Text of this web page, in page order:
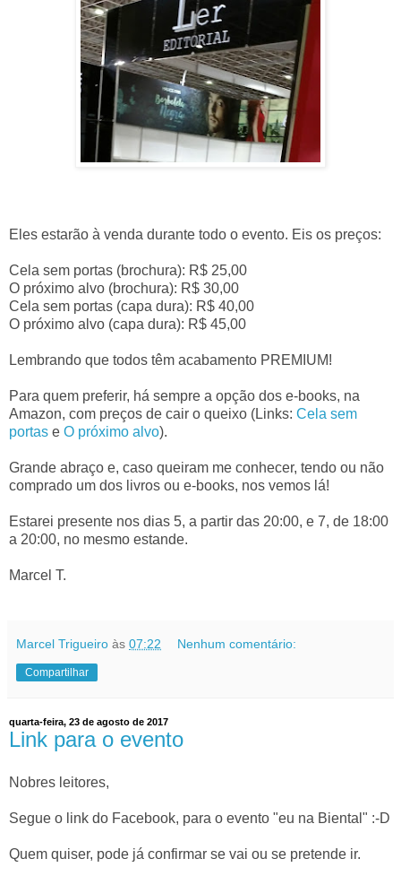
Eles estarão à venda durante todo o evento. Eis os preços:
Cela sem portas (brochura): R$ 25,00
O próximo alvo (brochura): R$ 30,00
Cela sem portas (capa dura): R$ 40,00
O próximo alvo (capa dura): R$ 45,00
Lembrando que todos têm acabamento PREMIUM!
Para quem preferir, há sempre a opção dos e-books, na
Amazon, com preços de cair o queixo (Links: Cela sem
portas e O próximo alvo).
Grande abraço e, caso queiram me conhecer, tendo ou não
comprado um dos livros ou e-books, nos vemos lá!
Estarei presente nos dias 5, a partir das 20:00, e 7, de 18:00
a 20:00, no mesmo estande.
Marcel T.
Marcel Trigueiro às 07:22 Nenhum comentário:
Compartilhar
quarta-feira, 23 de agosto de 2017
Link para o evento
Nobres leitores,
Segue o link do Facebook, para o evento "eu na Biental" :-D
Quem quiser, pode já confirmar se vai ou se pretende ir.